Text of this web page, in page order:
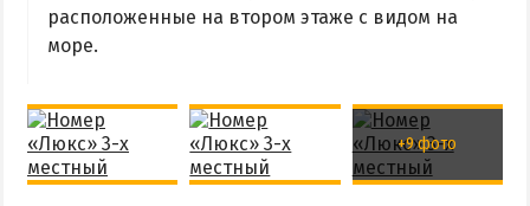
Из Новоалексеевки
Из Херсона
Из Запорожья
расположенные на втором этаже с видом на
море.
+9 фото